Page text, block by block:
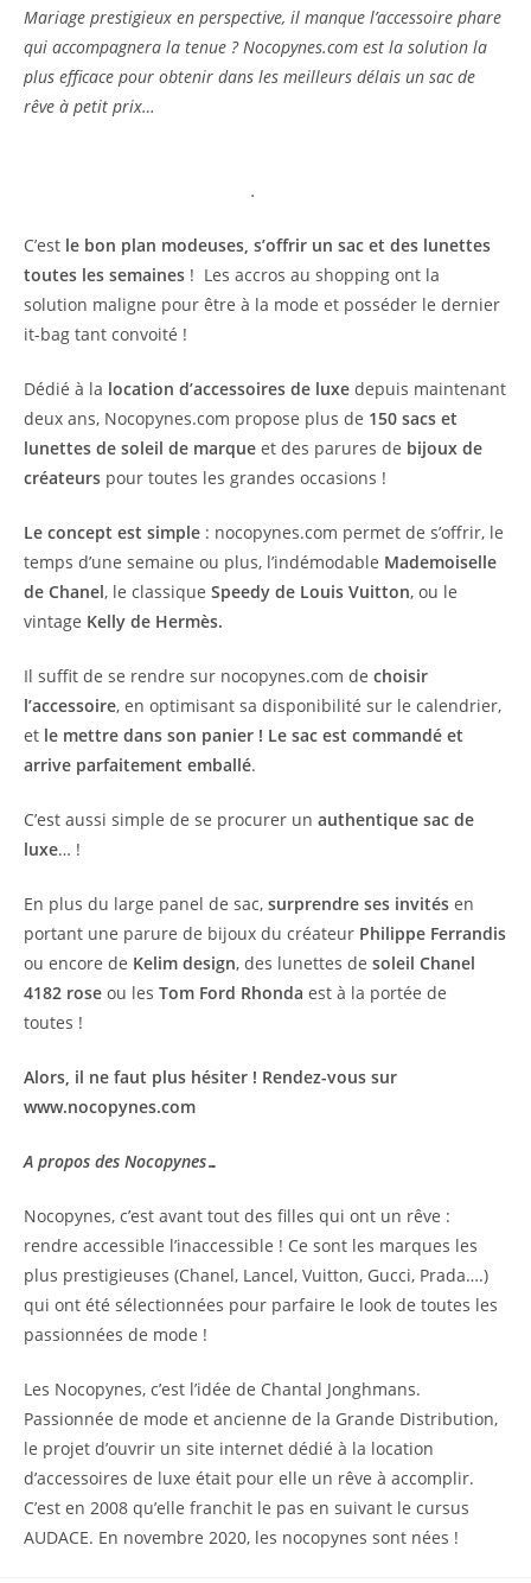
Mariage prestigieux en perspective, il manque l’accessoire phare
qui accompagnera la tenue ? Nocopynes.com est la solution la
plus efficace pour obtenir dans les meilleurs délais un sac de
rêve à petit prix…
.
C’est le bon plan modeuses, s’offrir un sac et des lunettes
toutes les semaines ! Les accros au shopping ont la
solution maligne pour être à la mode et posséder le dernier
it-bag tant convoité !
Dédié à la location d’accessoires de luxe depuis maintenant
deux ans, Nocopynes.com propose plus de 150 sacs et
lunettes de soleil de marque et des parures de bijoux de
créateurs pour toutes les grandes occasions !
Le concept est simple : nocopynes.com permet de s’offrir, le
temps d’une semaine ou plus, l’indémodable Mademoiselle
de Chanel, le classique Speedy de Louis Vuitton, ou le
vintage Kelly de Hermès.
Il suffit de se rendre sur nocopynes.com de choisir
l’accessoire, en optimisant sa disponibilité sur le calendrier,
et le mettre dans son panier ! Le sac est commandé et
arrive parfaitement emballé.
C’est aussi simple de se procurer un authentique sac de
luxe… !
En plus du large panel de sac, surprendre ses invités en
portant une parure de bijoux du créateur Philippe Ferrandis
ou encore de Kelim design, des lunettes de soleil Chanel
4182 rose ou les Tom Ford Rhonda est à la portée de
toutes !
Alors, il ne faut plus hésiter ! Rendez-vous sur
www.nocopynes.com
A propos des Nocopynes…
Nocopynes, c’est avant tout des filles qui ont un rêve :
rendre accessible l’inaccessible ! Ce sont les marques les
plus prestigieuses (Chanel, Lancel, Vuitton, Gucci, Prada….)
qui ont été sélectionnées pour parfaire le look de toutes les
passionnées de mode !
Les Nocopynes, c’est l’idée de Chantal Jonghmans.
Passionnée de mode et ancienne de la Grande Distribution,
le projet d’ouvrir un site internet dédié à la location
d’accessoires de luxe était pour elle un rêve à accomplir.
C’est en 2008 qu’elle franchit le pas en suivant le cursus
AUDACE. En novembre 2020, les nocopynes sont nées !